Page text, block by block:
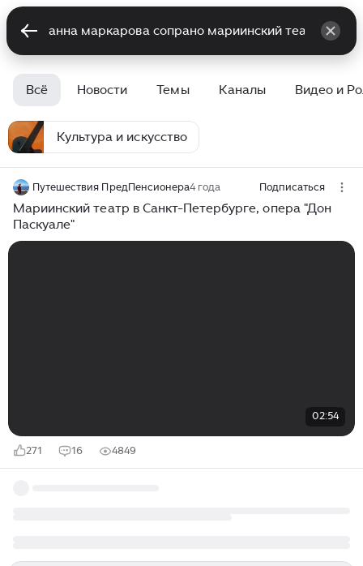
Всё Новости Темы Каналы Видео и
Культура и искусство
Путешествия ПредПенсионера4 года Подписаться
Мариинский театр в Санкт-Петербурге, опера "Дон
Паскуале"
02:54
271 16 4849